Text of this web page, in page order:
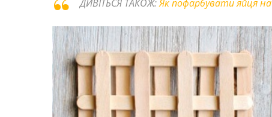
ДИВІТЬСЯ ТАКОЖ:Як пофарбувати яйця на